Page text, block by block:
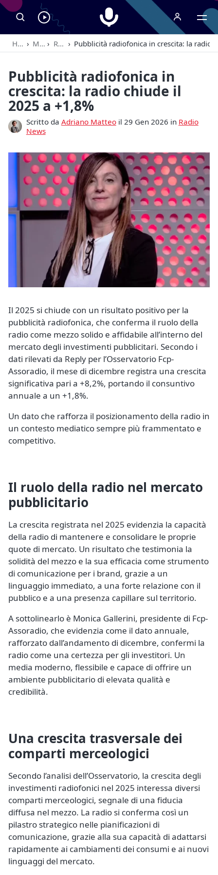
Ascolta
RadioSpeaker
in
Radiospeaker.it
Home › Magazine › Radio News › Pubblicità radiofonica in crescita: la radio
Pubblicità radiofonica in
crescita: la radio chiude il
2025 a +1,8%
Scritto da Adriano Matteoil 29 Gen 2026 in Radio
News
Il 2025 si chiude con un risultato positivo per la
pubblicità radiofonica, che conferma il ruolo della
radio come mezzo solido e affidabile all’interno del
mercato degli investimenti pubblicitari. Secondo i
dati rilevati da Reply per l’Osservatorio Fcp-
Assoradio, il mese di dicembre registra una crescita
significativa pari a +8,2%, portando il consuntivo
annuale a un +1,8%.
Un dato che rafforza il posizionamento della radio in
un contesto mediatico sempre più frammentato e
competitivo.
Il ruolo della radio nel mercato
pubblicitario
La crescita registrata nel 2025 evidenzia la capacità
della radio di mantenere e consolidare le proprie
quote di mercato. Un risultato che testimonia la
solidità del mezzo e la sua efficacia come strumento
di comunicazione per i brand, grazie a un
linguaggio immediato, a una forte relazione con il
pubblico e a una presenza capillare sul territorio.
A sottolinearlo è Monica Gallerini, presidente di Fcp-
Assoradio, che evidenzia come il dato annuale,
rafforzato dall’andamento di dicembre, confermi la
radio come una certezza per gli investitori. Un
media moderno, flessibile e capace di offrire un
ambiente pubblicitario di elevata qualità e
credibilità.
Una crescita trasversale dei
comparti merceologici
Secondo l’analisi dell’Osservatorio, la crescita degli
investimenti radiofonici nel 2025 interessa diversi
comparti merceologici, segnale di una fiducia
diffusa nel mezzo. La radio si conferma così un
pilastro strategico nelle pianificazioni di
comunicazione, grazie alla sua capacità di adattarsi
rapidamente ai cambiamenti dei consumi e ai nuovi
linguaggi del mercato.